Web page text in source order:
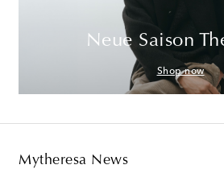
Neue Saison
Shop now
Mytheresa News